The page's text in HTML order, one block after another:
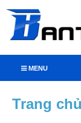
MENU
Trang chủ